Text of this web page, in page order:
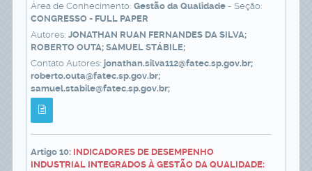
Área de Conhecimento: Gestão da Qualidade - Seção:
CONGRESSO - FULL PAPER
Autores: JONATHAN RUAN FERNANDES DA SILVA;
ROBERTO OUTA; SAMUEL STÁBILE;
Contato Autores: jonathan.silva112@fatec.sp.gov.br;
roberto.outa@fatec.sp.gov.br;
samuel.stabile@fatec.sp.gov.br;
Artigo 10: INDICADORES DE DESEMPENHO
INDUSTRIAL INTEGRADOS À GESTÃO DA QUALIDADE: